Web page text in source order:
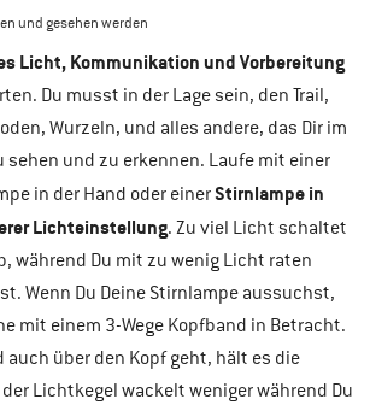
und gesehen werden
Licht, Kommunikation und Vorbereitung
Du musst in der Lage sein, den Trail,
Wurzeln, und alles andere, das Dir im
sehen und zu erkennen. Laufe mit einer
in der Hand oder einerStirnlampe in
Lichteinstellung. Zu viel Licht schaltet
während Du mit zu wenig Licht raten
Wenn Du Deine Stirnlampe aussuchst,
mit einem 3-Wege Kopfband in Betracht.
auch über den Kopf geht, hält es die
Lichtkegel wackelt weniger während Du